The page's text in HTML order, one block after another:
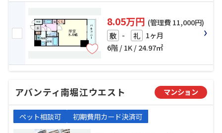
8.05万円 (管理費 11,000円)
敷 - 礼 1ヶ月
6階 / 1K / 24.97㎡
アバンティ南堀江ウエスト マンション
ペット相談可 初期費用カード決済可